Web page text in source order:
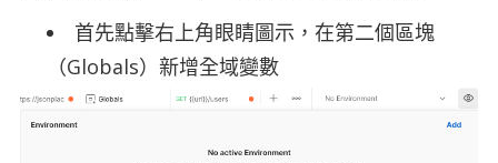
首先點擊右上角眼睛圖示，在第二個區塊
（Globals）新增全域變數